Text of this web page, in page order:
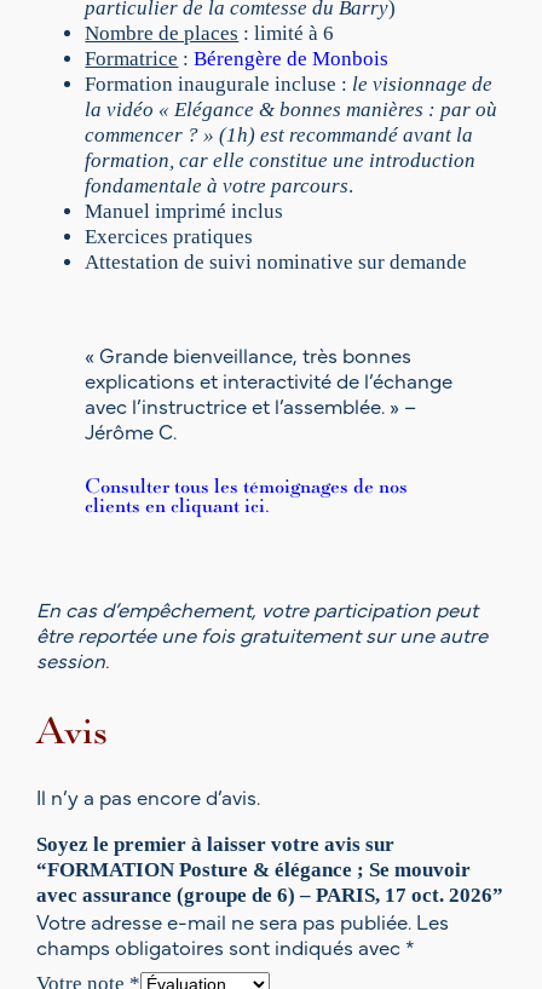
2
0
particulier de la comtesse du Barry)
Nombre de places : limité à 6
Formatrice :Bérengère de Monbois
Formation inaugurale incluse : le visionnage de
la vidéo « Elégance & bonnes manières : par où
commencer ? » (1h) est recommandé avant la
formation, car elle constitue une introduction
fondamentale à votre parcours.
Manuel imprimé inclus
Exercices pratiques
Attestation de suivi nominative sur demande
« Grande bienveillance, très bonnes
explications et interactivité de l’échange
avec l’instructrice et l’assemblée. » –
Jérôme C.
Consulter tous les témoignages de nos
clients en cliquant ici.
En cas d’empêchement, votre participation peut
être reportée une fois gratuitement sur une autre
session.
Avis
Il n’y a pas encore d’avis.
Soyez le premier à laisser votre avis sur
“FORMATION Posture & élégance ; Se mouvoir
avec assurance (groupe de 6) – PARIS, 17 oct. 2026”
Votre adresse e-mail ne sera pas publiée. Les
champs obligatoires sont indiqués avec *
Votre note *